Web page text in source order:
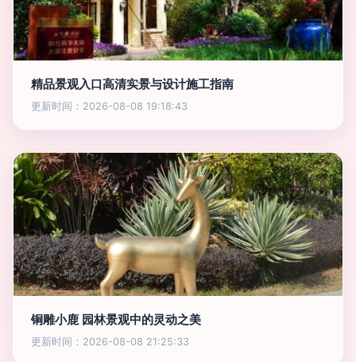
精品景观入口高清实景与设计施工指南
更新时间：2026-08-08 19:18:43
铜雕小鹿 园林景观中的灵动之美
更新时间：2026-08-08 21:25:33